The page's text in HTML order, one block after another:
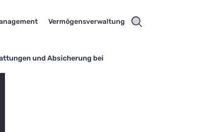
Vermögensverwaltung
und Absicherung bei